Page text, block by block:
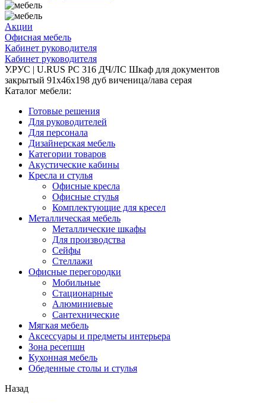
Акции
Офисная мебель
Кабинет руководителя
Кабинет руководителя
У.РУС | U.RUS PC 316 ДЧ/ЛС Шкаф для документов
закрытый 91х46х198 дуб виченица/лава серая
Каталог мебели:
Готовые решения
Для руководителей
Для персонала
Дизайнерская мебель
Категории товаров
Акустические кабины
Кресла и стулья
Офисные кресла
Офисные стулья
Комплектующие для кресел
Металлическая мебель
Металлические шкафы
Для производства
Сейфы
Стеллажи
Офисные перегородки
Мобильные
Стационарные
Алюминиевые
Сантехнические
Мягкая мебель
Аксессуары и предметы интерьера
Зона ресепшн
Кухонная мебель
Обеденные столы и стулья
Назад